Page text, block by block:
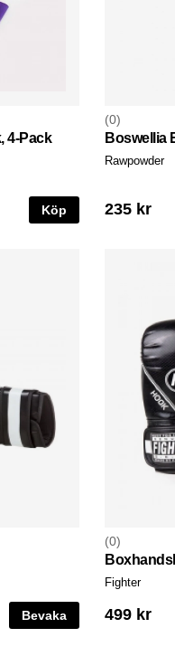
4-Pack
Köp
0
Boswellia
Rawpowder
235 kr
Bevaka
0
Fighter
499 kr